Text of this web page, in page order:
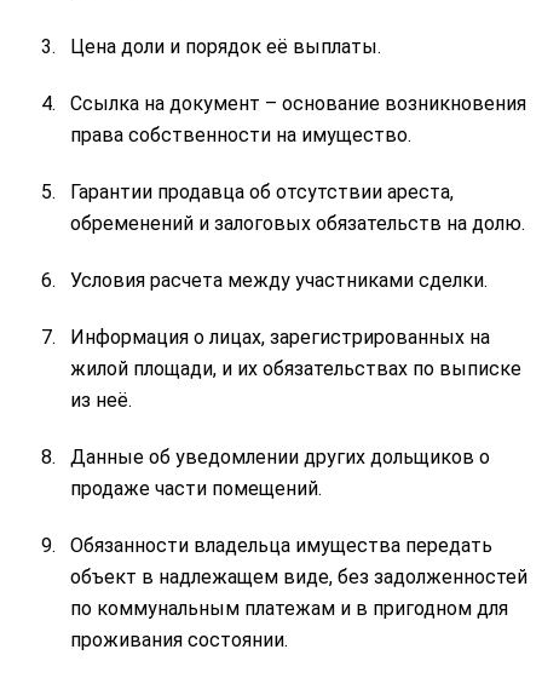
Цена доли и порядок её выплаты.
Ссылка на документ – основание возникновения
права собственности на имущество.
Гарантии продавца об отсутствии ареста,
обременений и залоговых обязательств на долю.
Условия расчета между участниками сделки.
Информация о лицах, зарегистрированных на
жилой площади, и их обязательствах по выписке
из неё.
Данные об уведомлении других дольщиков о
продаже части помещений.
Обязанности владельца имущества передать
объект в надлежащем виде, без задолженностей
по коммунальным платежам и в пригодном для
проживания состоянии.